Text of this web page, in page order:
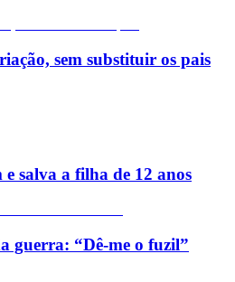
sem substituir os pais
salva a filha de 12 anos
guerra: “Dê-me o fuzil”